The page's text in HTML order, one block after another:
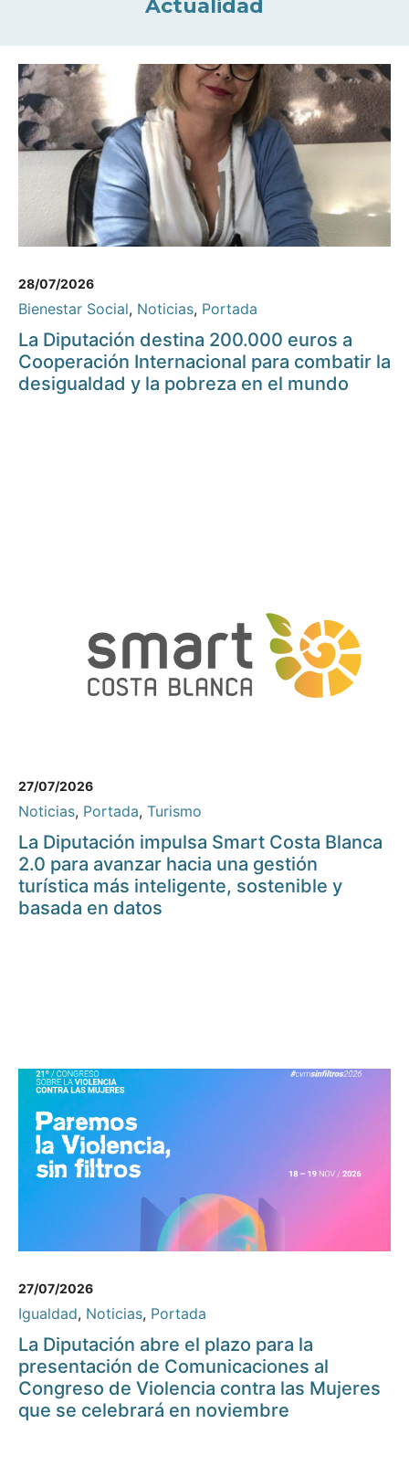
Actualidad
28/07/2026
Bienestar Social, Noticias, Portada
La Diputación destina 200.000 euros a
Cooperación Internacional para combatir la
desigualdad y la pobreza en el mundo
27/07/2026
Noticias, Portada, Turismo
La Diputación impulsa Smart Costa Blanca
2.0 para avanzar hacia una gestión
turística más inteligente, sostenible y
basada en datos
27/07/2026
Igualdad, Noticias, Portada
La Diputación abre el plazo para la
presentación de Comunicaciones al
Congreso de Violencia contra las Mujeres
que se celebrará en noviembre